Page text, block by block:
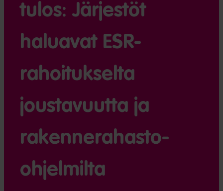
tulos: Järjestöt
haluavat ESR-
rahoitukselta
joustavuutta ja
rakennerahasto-
ohjelmilta